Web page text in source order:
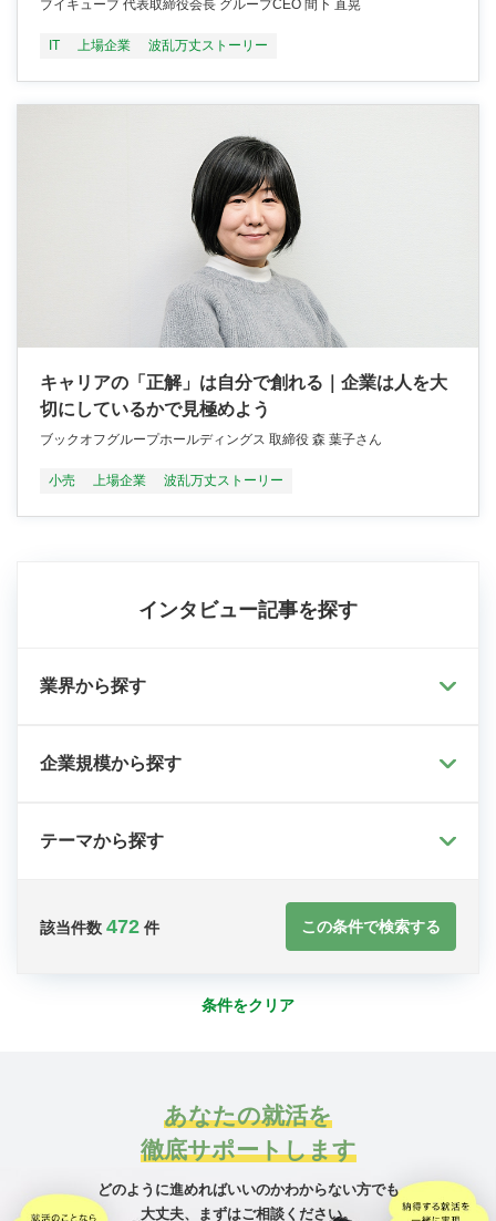
ブイキューブ 代表取締役会長 グループCEO 間下 直晃
IT 上場企業 波乱万丈ストーリー
キャリアの「正解」は自分で創れる｜企業は人を大
切にしているかで見極めよう
ブックオフグループホールディングス 取締役 森 葉子さん
小売 上場企業 波乱万丈ストーリー
インタビュー記事を探す
業界から探す
企業規模から探す
テーマから探す
該当件数 472 件 この条件で検索する
条件をクリア
あなたの就活を
徹底サポートします
どのように進めればいいのかわからない方でも
大丈夫、
まずはご相談ください。